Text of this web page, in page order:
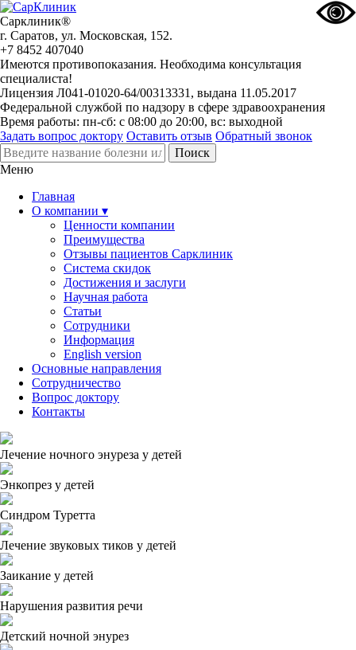
Сарклиник®
г. Саратов, ул. Московская, 152.
+7 8452 407040
Имеются противопоказания. Необходима консультация
специалиста!
Лицензия Л041-01020-64/00313331, выдана 11.05.2017
Федеральной службой по надзору в сфере здравоохранения
Время работы: пн-сб: с 08:00 до 20:00, вс: выходной
Задать вопрос доктору Оставить отзыв Обратный звонок
Меню
Главная
О компании ▾
Ценности компании
Преимущества
Отзывы пациентов Сарклиник
Система скидок
Достижения и заслуги
Научная работа
Статьи
Сотрудники
Информация
English version
Основные направления
Сотрудничество
Вопрос доктору
Контакты
Лечение ночного энуреза у детей
Энкопрез у детей
Синдром Туретта
Лечение звуковых тиков у детей
Заикание у детей
Нарушения развития речи
Детский ночной энурез